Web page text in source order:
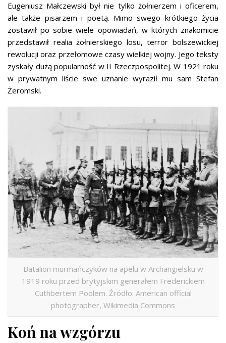
Eugeniusz Małczewski był nie tylko żołnierzem i oficerem,
ale także pisarzem i poetą. Mimo swego krótkiego życia
zostawił po sobie wiele opowiadań, w których znakomicie
przedstawił realia żołnierskiego losu, terror bolszewickiej
rewolucji oraz przełomowe czasy wielkiej wojny. Jego teksty
zyskały dużą popularność w II Rzeczpospolitej. W 1921 roku
w prywatnym liście swe uznanie wyraził mu sam Stefan
Żeromski.
Batalion murmańczyków na apelu w Archangielsku w
1919 roku przed brytyjskim generałem Frederickiem
Cuthbertem Poolem. Źródło: American official
photographer, Wikimedia Commons
Koń na wzgórzu